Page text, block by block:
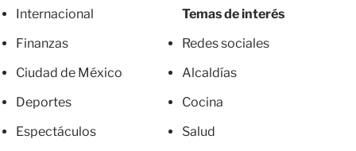
Internacional
Finanzas
Ciudad de México
Deportes
Espectáculos
Temas de interés
Redes sociales
Alcaldías
Cocina
Salud